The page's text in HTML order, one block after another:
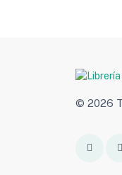
© 2026